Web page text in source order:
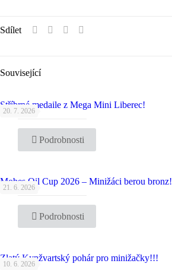
Sdílet
Související
20. 7. 2026
Stříbrné medaile z Mega Mini Liberec!
Podrobnosti
21. 6. 2026
Mobes Oil Cup 2026 – Minižáci berou bronz!
Podrobnosti
10. 6. 2026
Zlatý Kynžvartský pohár pro minižačky!!!